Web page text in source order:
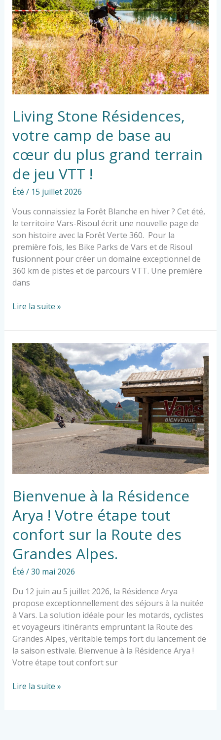
Living Stone Résidences,
votre camp de base au
cœur du plus grand terrain
de jeu VTT !
Été / 15 juillet 2026
Vous connaissiez la Forêt Blanche en hiver ? Cet été,
le territoire Vars-Risoul écrit une nouvelle page de
son histoire avec la Forêt Verte 360. Pour la
première fois, les Bike Parks de Vars et de Risoul
fusionnent pour créer un domaine exceptionnel de
360 km de pistes et de parcours VTT. Une première
dans
votre
camp
de
base
au
cœur
du
plus
terrain
de
jeu
!
Lire la suite »
Bienvenue à la Résidence
Arya ! Votre étape tout
confort sur la Route des
Grandes Alpes.
Été /30 mai 2026
Du 12 juin au 5 juillet 2026, la Résidence Arya
propose exceptionnellement des séjours à la nuitée
à Vars. La solution idéale pour les motards, cyclistes
et voyageurs itinérants empruntant la Route des
Grandes Alpes, véritable temps fort du lancement de
la saison estivale. Bienvenue à la Résidence Arya !
Votre étape tout confort sur
Bienvenue
à
la
Résidence
Arya
!
Votre
étape
tout
confort
sur
Route
des
Grandes
Alpes.
Lire la suite »